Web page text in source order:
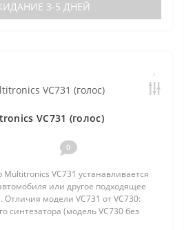
3-5 ДНЕЙ
VC731 (голос)
0
VC731 устанавливается
или другое подходящее
Отличия модели VC731 от VC730:
синтезатора (модель VC730 без